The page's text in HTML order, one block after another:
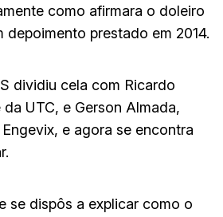
como afirmara o doleiro
depoimento prestado em 2014.
dividiu cela com Ricardo
UTC, e Gerson Almada,
e agora se encontra
se dispôs a explicar como o